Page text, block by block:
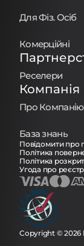
Для Фіз. Осіб
Комерційні
Реселери
Компанія
Про Компанію
База знань
Повідомити про
Політика
Політика
Угода про
Copyright © 2026